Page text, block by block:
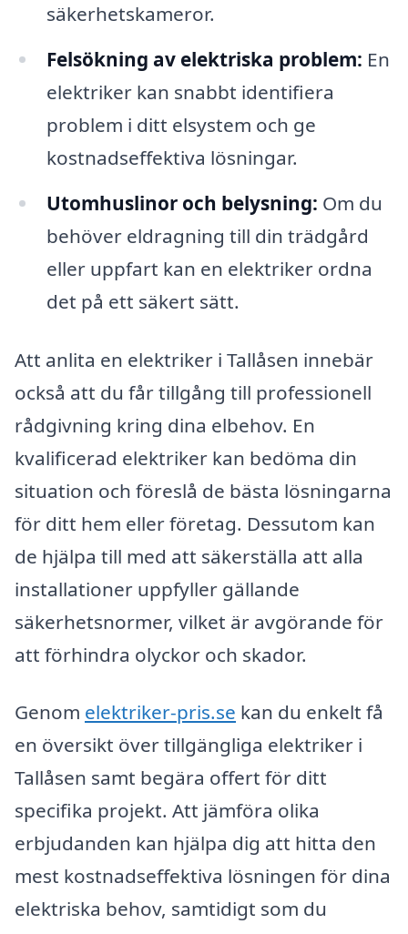
säkerhetskameror.
Felsökning av elektriska problem: En
elektriker kan snabbt identifiera
problem i ditt elsystem och ge
kostnadseffektiva lösningar.
Utomhuslinor och belysning: Om du
behöver eldragning till din trädgård
eller uppfart kan en elektriker ordna
det på ett säkert sätt.
Att anlita en elektriker i Tallåsen innebär
också att du får tillgång till professionell
rådgivning kring dina elbehov. En
kvalificerad elektriker kan bedöma din
situation och föreslå de bästa lösningarna
för ditt hem eller företag. Dessutom kan
de hjälpa till med att säkerställa att alla
installationer uppfyller gällande
säkerhetsnormer, vilket är avgörande för
att förhindra olyckor och skador.
Genom elektriker-pris.se kan du enkelt få
en översikt över tillgängliga elektriker i
Tallåsen samt begära offert för ditt
specifika projekt. Att jämföra olika
erbjudanden kan hjälpa dig att hitta den
mest kostnadseffektiva lösningen för dina
elektriska behov, samtidigt som du